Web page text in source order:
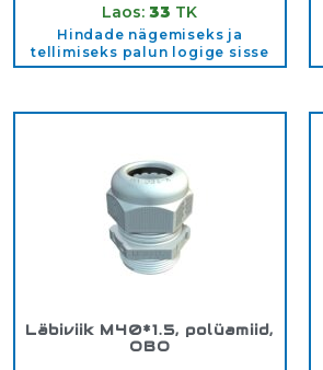
Laos:33 TK
Hindade nägemiseks ja
tellimiseks palun logige sisse
Läbiviik M40*1.5, polüamiid,
OBO